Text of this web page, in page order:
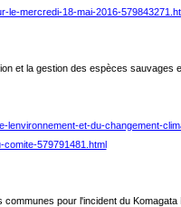
le-mercredi-18-mai-2016-
et la gestion des espèces sauvages
et-du-changement-
579791481.html
pour l'incident du Komagata